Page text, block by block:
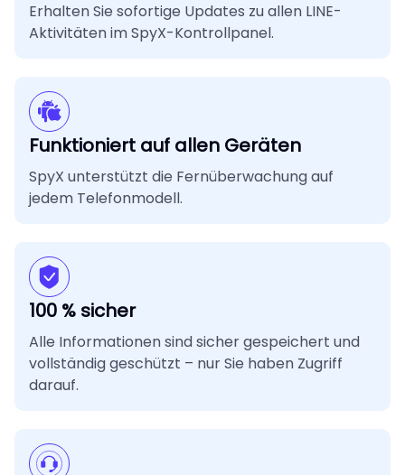
Erhalten Sie sofortige Updates zu allen LINE-
Aktivitäten im SpyX-Kontrollpanel.
Funktioniert auf allen Geräten
SpyX unterstützt die Fernüberwachung auf
jedem Telefonmodell.
100 % sicher
Alle Informationen sind sicher gespeichert und
vollständig geschützt – nur Sie haben Zugriff
darauf.